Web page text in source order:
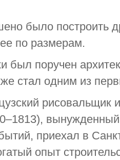
было построить
по размерам.
был поручен
стал одним из
рисовальщик
вынужденный
приехал в
опыт